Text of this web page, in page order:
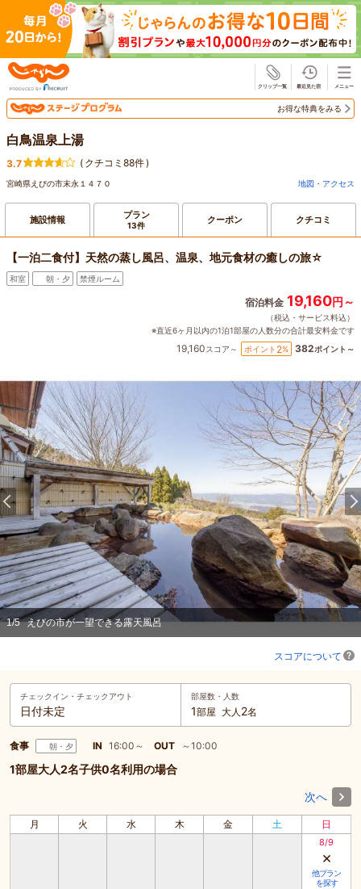
お得な特典をみる
白鳥温泉上湯
3.7 ( クチコミ88件)
宮崎県えびの市末永１４７０ 地図・アクセス
施設情報 プラン
13件 クーポン クチコミ
【一泊二食付】天然の蒸し風呂、温泉、地元食材の癒しの旅☆
和室 朝・夕 禁煙ルーム
宿泊料金 19,160円～
（税込・サービス料込）
※直近6ヶ月以内の1泊1部屋の人数分の合計最安料金です
19,160スコア～ ポイント 2% 382ポイント～
1/5 えびの市が一望できる露天風呂
スコアについて
チェックイン・ チェックアウト
日付未定
部屋数・人数
1部屋 大人 2名
食事 朝・夕 IN 16:00～ OUT ～10:00
1部屋大人2名子供0名利用の場合
次へ
月 火 水 木 金 土 日
8/9
×
他プラン
を探す